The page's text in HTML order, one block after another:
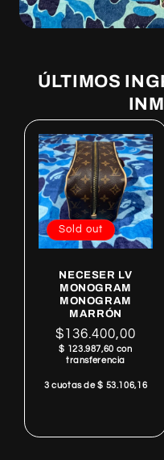
ÚLTIMOS
Sold out
NECESER LV
MONOGRAM
MONOGRAM
MARRÓN
Regular
price
$136.400,00
$ 123.987,60 con
transferencia
3 cuotas de $ 53.106,16